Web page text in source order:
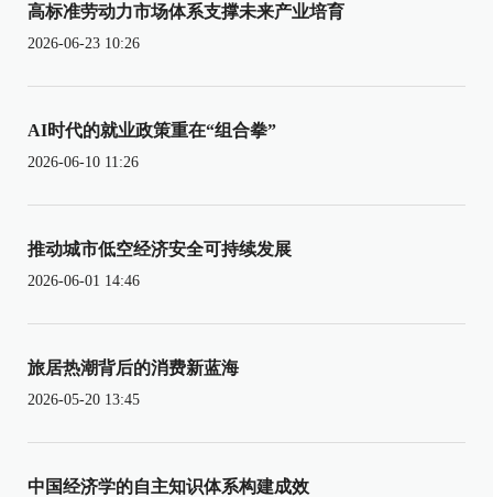
高标准劳动力市场体系支撑未来产业培育
2026-06-23 10:26
AI时代的就业政策重在“组合拳”
2026-06-10 11:26
推动城市低空经济安全可持续发展
2026-06-01 14:46
旅居热潮背后的消费新蓝海
2026-05-20 13:45
中国经济学的自主知识体系构建成效